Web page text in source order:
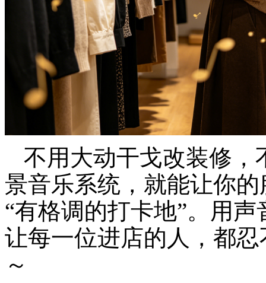
不用大动干戈改装修，
景音乐系统，就能让你
“有格调的打卡地”。用
让每一位进店的人，都
～